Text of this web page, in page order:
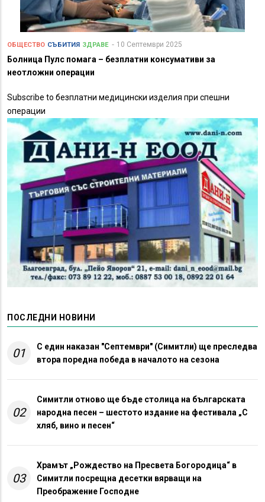
ОБЩЕСТВО СЪБИТИЯ ЗДРАВЕ 10 Септември 2025
Болница Пулс помага – безплатни консумативи за
неотложни операции
Subscribe to безплатни медицински изделия при спешни
операции
ПОСЛЕДНИ НОВИНИ
01
С един наказан "Септември" (Симитли) ще преследва
втора поредна победа в началото на сезона
02
Симитли отново ще бъде столица на българската
народна песен – шестото издание на фестивала „С
хляб, вино и песен“
03
Храмът „Рождество на Пресвета Богородица“ в
Симитли посрещна десетки вярващи на
Преображение Господне